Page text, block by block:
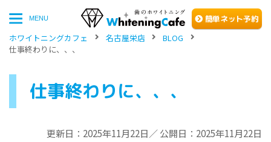
MENU 簡単ネッ ト予約
ホワイトニングカフェ 名古屋栄店
BLOG
仕事終わりに、、、
仕事終わりに、、、
更新日：2025年11月22日／ 公開日：2025年11月22日